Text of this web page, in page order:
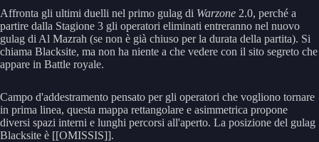
Affronta gli ultimi duelli nel primo gulag di Warzone 2.0, perché a
partire dalla Stagione 3 gli operatori eliminati entreranno nel nuovo
gulag di Al Mazrah (se non è già chiuso per la durata della partita). Si
chiama Blacksite, ma non ha niente a che vedere con il sito segreto che
appare in Battle royale.
Campo d'addestramento pensato per gli operatori che vogliono tornare
in prima linea, questa mappa rettangolare e asimmetrica propone
diversi spazi interni e lunghi percorsi all'aperto. La posizione del gulag
Blacksite è [[OMISSIS]].